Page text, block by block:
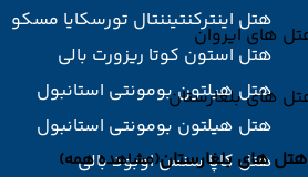
های ایروان
های بلغارستان
هتل های بلغارستان(مشاهده همه)
هتل اینترکنتیننتال تورسکایا مسکو
هتل استون کوتا ریزورت بالی
هتل هیلتون بومونتی استانبول
هتل هیلتون بومونتی استانبول
هتل کاپا سنس اوبود بالی